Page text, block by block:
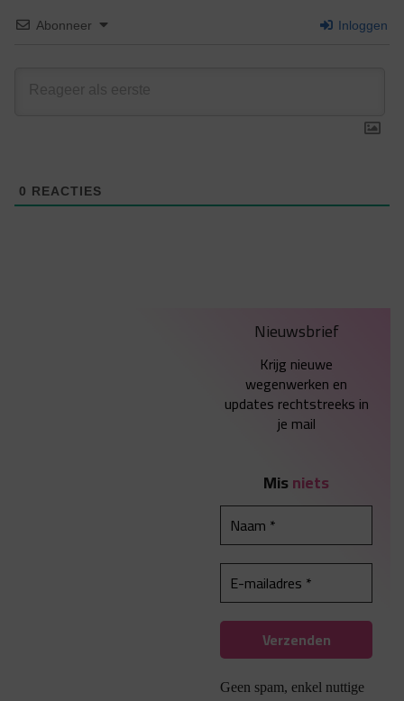
Abonneer Inloggen
0 REACTIES
Nieuwsbrief
Krijg nieuwe
wegenwerken en
updates rechtstreeks in
je mail
Misniets
Geen spam, enkel nuttige